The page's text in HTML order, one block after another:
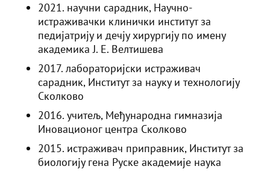
2021. научни сарадник, Научно-
истраживачки клинички институт за
педијатрију и дечју хирургију по имену
академика Ј. Е. Велтишева
2017. лабораторијски истраживач
сарадник, Институт за науку и технологију
Сколково
2016. учитељ, Међународна гимназија
Иновационог центра Сколково
2015. истраживач приправник, Институт за
биологију гена Руске академије наука